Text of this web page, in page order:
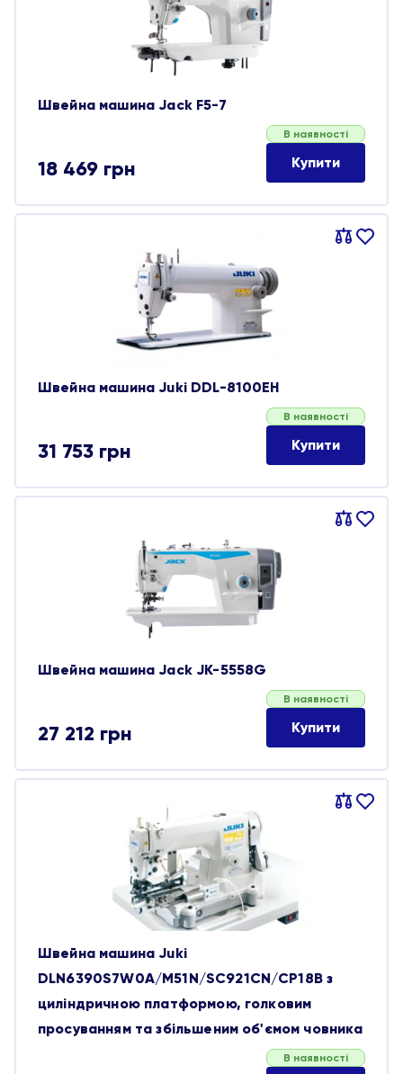
Швейна машина Jack F5-7
18 469 грн
В наявності
Купити
Порівняти
В
Швейна машина Juki DDL-8100ЕН
31 753 грн
В наявності
Купити
Порівняти
В
Швейна машина Jack JK-5558G
27 212 грн
В наявності
Купити
Порівняти
В
Швейна машина Juki
DLN6390S7W0A/M51N/SC921CN/CP18B з
циліндричною платформою, голковим
просуванням та збільшеним об'ємом човника
В наявності